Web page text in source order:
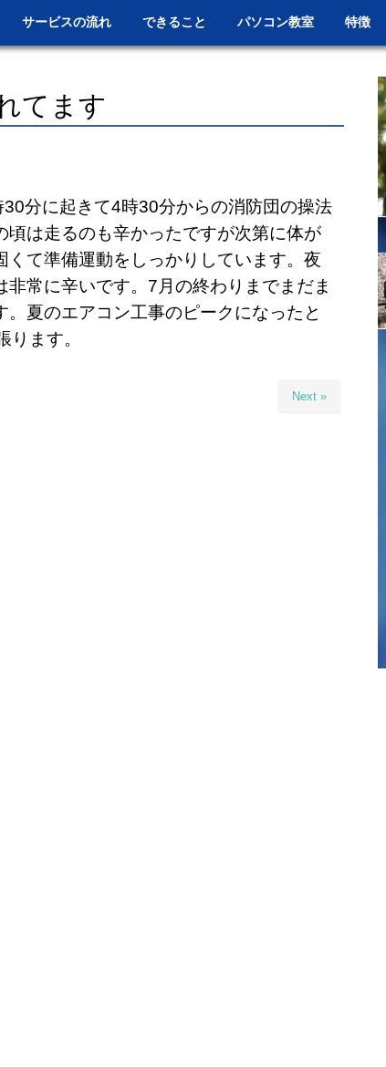
サービスの流れ できること パソコン教室 特徴
てます
分に起きて4時30分からの消防団の操法
頃は走るのも辛かったですが次第に体が
て準備運動をしっかりしています。夜
常に辛いです。7月の終わりまでまだま
夏のエアコン工事のピークになったと
ります。
Next »